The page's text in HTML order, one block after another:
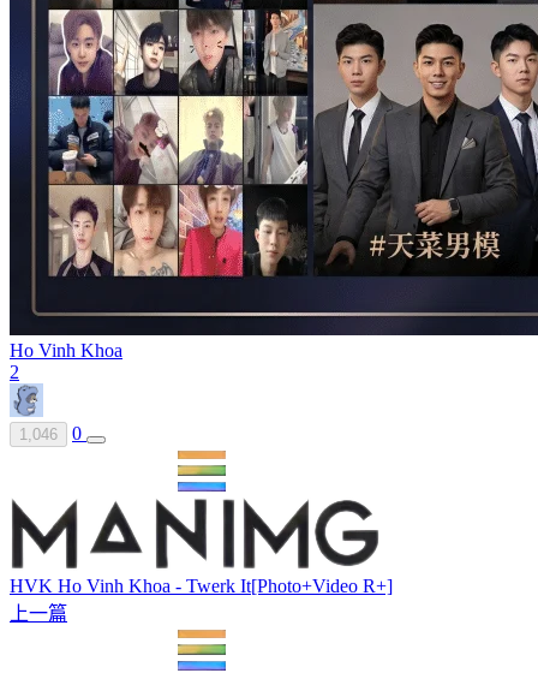
Ho Vinh Khoa
2
1,046 0
HVK Ho Vinh Khoa - Twerk It[Photo+Video R+]
上一篇